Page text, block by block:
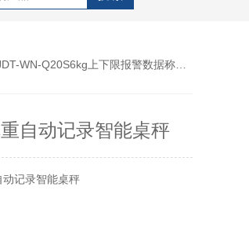
WN-Q20S6kg上下限报警数据称重自动记录智能桌秤
自动记录智能桌秤
记录智能桌秤